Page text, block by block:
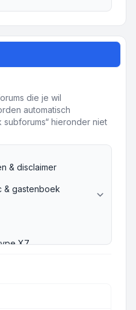
die je wil
automatisch
hieronder niet